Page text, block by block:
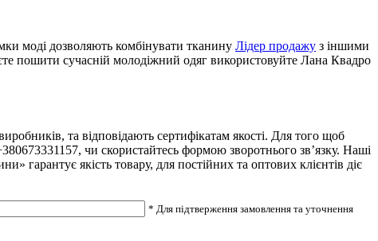
моді дозволяють комбінувати тканину Лідер продажу з іншими
пошити сучасній молодіжний одяг використовуйте Лана Квадро
та відповідають сертифікатам якості. Для того щоб
чи скористайтесь формою зворотнього зв’язку. Наші
гарантує якість товару, для постійних та оптових клієнтів діє
* Для підтверження замовлення та уточнення